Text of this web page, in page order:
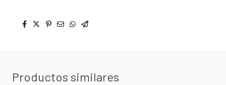
Productos similares